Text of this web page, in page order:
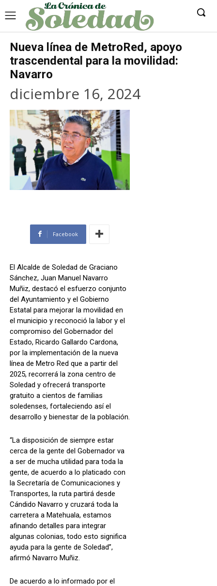
Nueva línea de MetroRed, apoyo
trascendental para la movilidad:
Navarro
diciembre 16, 2024
Facebook
El Alcalde de Soledad de Graciano
Sánchez, Juan Manuel Navarro
Muñiz, destacó el esfuerzo conjunto
del Ayuntamiento y el Gobierno
Estatal para mejorar la movilidad en
el municipio y reconoció la labor y el
compromiso del Gobernador del
Estado, Ricardo Gallardo Cardona,
por la implementación de la nueva
línea de Metro Red que a partir del
2025, recorrerá la zona centro de
Soledad y ofrecerá transporte
gratuito a cientos de familias
soledenses, fortaleciendo así el
desarrollo y bienestar de la población.
“La disposición de siempre estar
cerca de la gente del Gobernador va
a ser de mucha utilidad para toda la
gente, de acuerdo a lo platicado con
la Secretaría de Comunicaciones y
Transportes, la ruta partirá desde
Cándido Navarro y cruzará toda la
carretera a Matehuala, estamos
afinando detalles para integrar
algunas colonias, todo esto significa
ayuda para la gente de Soledad”,
afirmó Navarro Muñiz.
De acuerdo a lo informado por el